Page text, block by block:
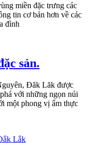
miền đặc trưng các
tin cơ bản hơn về các
đình
sản.
Đăk Lăk được
với những ngọn núi
một phong vị ẩm thực